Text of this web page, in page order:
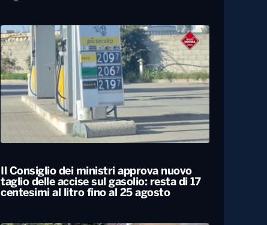
Il Consiglio dei ministri approva nuovo
taglio delle accise sul gasolio: resta di 17
centesimi al litro fino al 25 agosto